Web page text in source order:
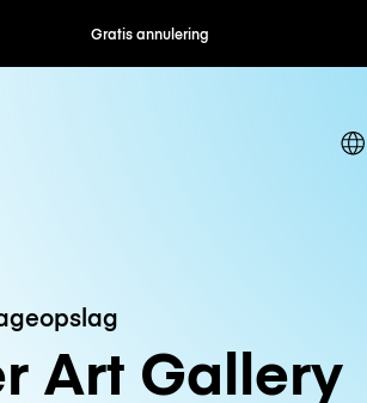
annulering Uur- / dagtarieven
Art Gallery